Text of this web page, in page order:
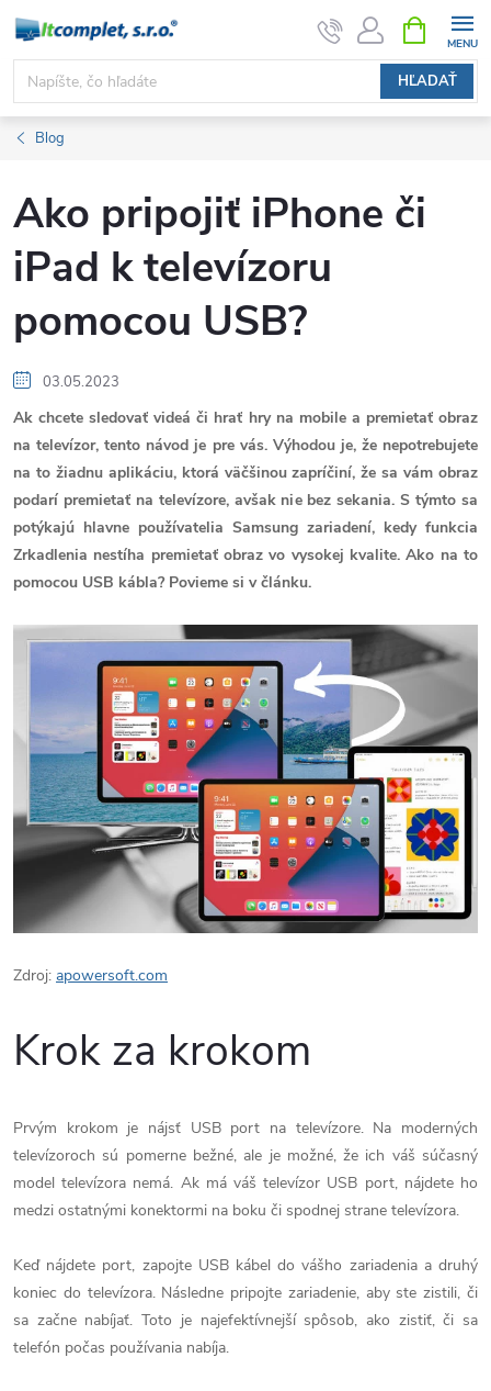
Prejsť
obsah
HĽADAŤ
KOŠÍK
Blog
Ako pripojiť iPhone či
iPad k televízoru
pomocou USB?
03.05.2023
Ak chcete sledovať videá či hrať hry na mobile a premietať obraz
na televízor, tento návod je pre vás. Výhodou je, že nepotrebujete
na to žiadnu aplikáciu, ktorá väčšinou zapríčiní, že sa vám obraz
podarí premietať na televízore, avšak nie bez sekania. S týmto sa
potýkajú hlavne používatelia Samsung zariadení, kedy funkcia
Zrkadlenia nestíha premietať obraz vo vysokej kvalite. Ako na to
pomocou USB kábla? Povieme si v článku.
Zdroj: apowersoft.com
Krok za krokom
Prvým krokom je nájsť USB port na televízore. Na moderných
televízoroch sú pomerne bežné, ale je možné, že ich váš súčasný
model televízora nemá. Ak má váš televízor USB port, nájdete ho
medzi ostatnými konektormi na boku či spodnej strane televízora.
Keď nájdete port, zapojte USB kábel do vášho zariadenia a druhý
koniec do televízora. Následne pripojte zariadenie, aby ste zistili, či
sa začne nabíjať. Toto je najefektívnejší spôsob, ako zistiť, či sa
telefón počas používania nabíja.